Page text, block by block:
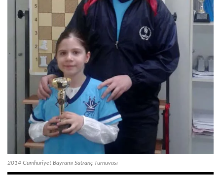
2014 Cumhuriyet Bayramı Satranç Turnuvası